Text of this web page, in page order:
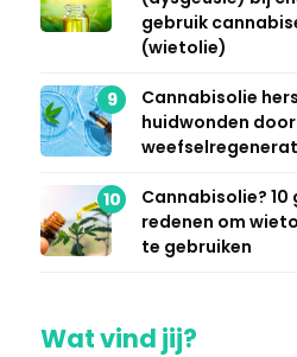
gebruik
(wietolie)
9
Cannabisolie
huidwonden
10
Cannabisolie? 10
redenen om
te gebruiken
Wat vind jij?